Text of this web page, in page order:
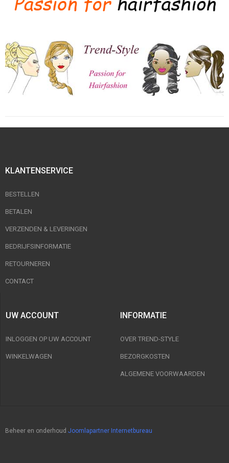
KLANTENSERVICE
BESTELLEN
BETALEN
VERZENDEN & LEVERINGEN
BEDRIJFSINFORMATIE
RETOURNEREN
CONTACT
UW ACCOUNT
INLOGGEN OP UW ACCOUNT
WINKELWAGEN
INFORMATIE
OVER TREND-STYLE
BEZORGKOSTEN
ALGEMENE VOORWAARDEN
Beheer en onderhoud Joomlapartner Internetbureau